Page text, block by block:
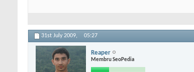
31st July 2009, 05:27
Reaper
Membru SeoPedia